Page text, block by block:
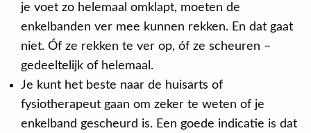
je voet zo helemaal omklapt, moeten de
enkelbanden ver mee kunnen rekken. En dat gaat
niet. Óf ze rekken te ver op, óf ze scheuren –
gedeeltelijk of helemaal.
Je kunt het beste naar de huisarts of
fysiotherapeut gaan om zeker te weten of je
enkelband gescheurd is. Een goede indicatie is dat